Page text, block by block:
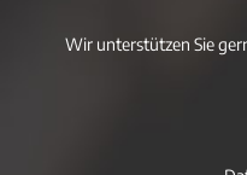
Wir unterstützen Sie